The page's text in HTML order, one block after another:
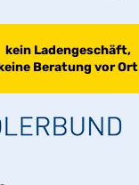
kein Ladengeschäft,
Beratung vor Ort